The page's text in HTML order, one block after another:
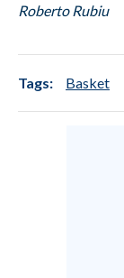
Roberto Rubiu
Tags: Basket